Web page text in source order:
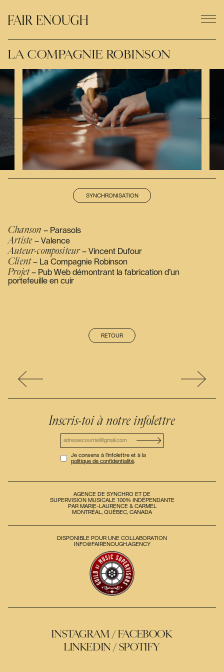
LA COMPAGNIE ROBINSON
SYNCHRONISATION
Chanson – Parasols
Artiste – Valence
Auteur-compositeur– Vincent Dufour
Client– La Compagnie Robinson
Projet– Pub Web démontrant la fabrication d’un
portefeuille en cuir
RETOUR
Inscris-toi à notre infolettre
Je consens à l’infolettre et à la
politique de confidentialité.
AGENCE DE SYNCHRO ET DE
SUPERVISION MUSICALE 100% INDÉPENDANTE
PAR MARIE-LAURENCE & CARMEL
MONTRÉAL, QUÉBEC, CANADA
DISPONIBLE POUR UNE COLLABORATION
INFO@FAIRENOUGH.AGENCY
INSTAGRAM
FACEBOOK
LINKEDIN
SPOTIFY